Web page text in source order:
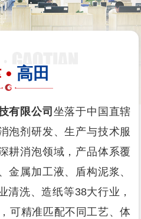
高田
有限公司 坐落于中国直辖
泡剂研发、生产与技术服
耕消泡领域，产品体系覆
金属加工液、盾构泥浆、
清洗、造纸等38大行业，
可精准匹配不同工艺、体